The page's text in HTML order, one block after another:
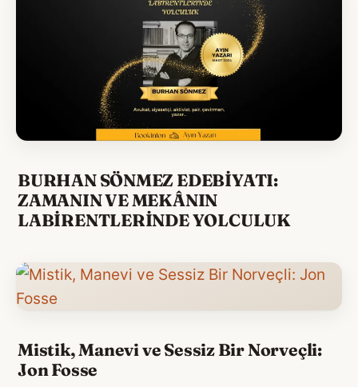
BURHAN SÖNMEZ EDEBİYATI:
ZAMANIN VE MEKÂNIN
LABİRENTLERİNDE YOLCULUK
Mistik, Manevi ve Sessiz Bir Norveçli:
Jon Fosse